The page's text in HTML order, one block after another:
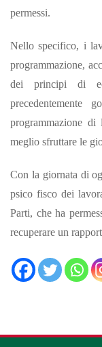
permessi.
Nello specifico, i
programmazione,
dei principi di
precedentemente
programmazione
meglio sfruttare le
Con la giornata di
psico fisco dei
Parti, che ha
recuperare un